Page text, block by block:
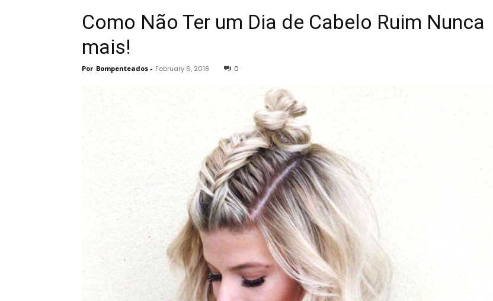
Como Não Ter um Dia de Cabelo Ruim Nunca
mais!
Por Bompenteados - February 6, 2018 0